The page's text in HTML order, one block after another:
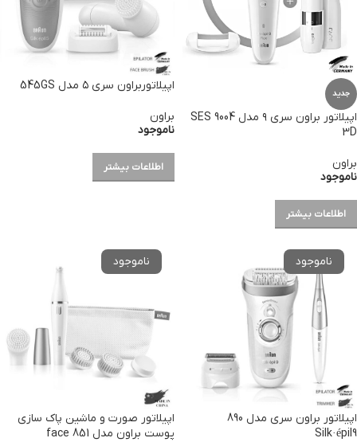
جدید
اپیلاتور براون سری ۹ مدل SES 9004
3D
براون
ناموجود
اطلاعات بیشتر
اپیلاتوربراون سری ۵ مدل 545GS
براون
ناموجود
اطلاعات بیشتر
اپیلاتور براون سری مدل 890
Silk·épil9
اپیلاتور صورت و ماشین پاک سازی
پوست براون مدل 851 face